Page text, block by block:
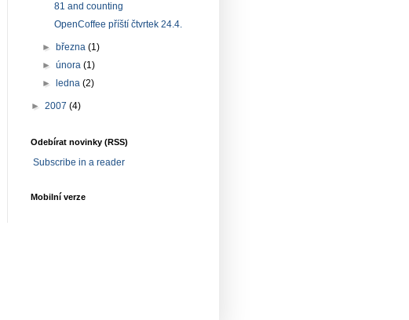
81 and counting
OpenCoffee příští čtvrtek 24.4.
► března(1)
►února(1)
►
ledna(2)
► 2007 (4)
Odebírat novinky (RSS)
Subscribe in a reader
Mobilní verze